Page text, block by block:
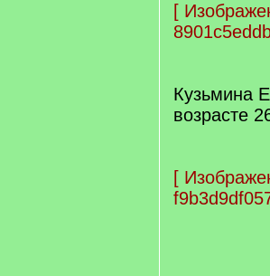
[
Кузьмина
возрасте
[